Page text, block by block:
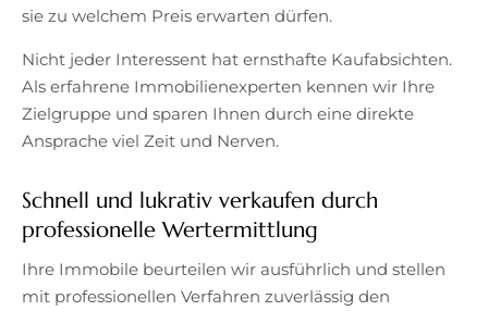
sie zu welchem Preis erwarten dürfen.
Nicht jeder Interessent hat ernsthafte Kaufabsichten.
Als erfahrene Immobilienexperten kennen wir Ihre
Zielgruppe und sparen Ihnen durch eine direkte
Ansprache viel Zeit und Nerven.
Schnell und lukrativ verkaufen durch
professionelle Wertermittlung
Ihre Immobile beurteilen wir ausführlich und stellen
mit professionellen Verfahren zuverlässig den